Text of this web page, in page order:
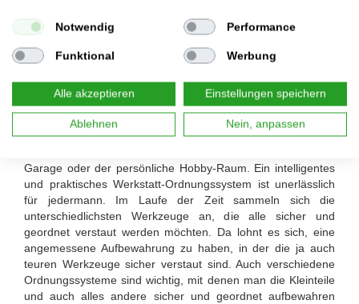
Eine Werkstatt - viele Möglichkeiten
Garage oder der persönliche Hobby-Raum. Ein intelligentes
und praktisches Werkstatt-Ordnungssystem ist unerlässlich
für jedermann. Im Laufe der Zeit sammeln sich die
unterschiedlichsten Werkzeuge an, die alle sicher und
geordnet verstaut werden möchten. Da lohnt es sich, eine
angemessene Aufbewahrung zu haben, in der die ja auch
teuren Werkzeuge sicher verstaut sind. Auch verschiedene
Ordnungssysteme sind wichtig, mit denen man die Kleinteile
und auch alles andere sicher und geordnet aufbewahren
Notwendig Performance
Funktional Werbung
Alle akzeptieren Einstellungen speichern
Ablehnen Nein, anpassen